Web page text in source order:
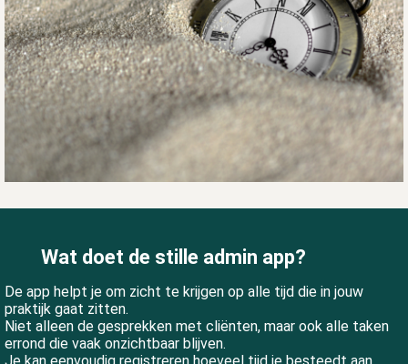
Wat doet de stille admin app?
De app helpt je om zicht te krijgen op alle tijd die in jouw
praktijk gaat zitten.
Niet alleen de gesprekken met cliënten, maar ook alle taken
errond die vaak onzichtbaar blijven.
Je kan eenvoudig registreren hoeveel tijd je besteedt aan
over
van
op
gebruikt
te
de
website-
van